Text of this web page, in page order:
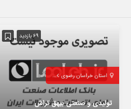
69 بازدید
استان خراسان رضوی سبزوار
تولیدی و صنعتی بیهق تراش